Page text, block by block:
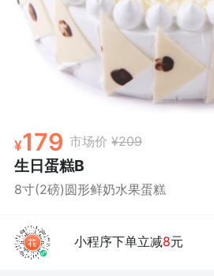
179 市场价 ¥209
生日蛋糕B
8寸(2磅)圆形鲜奶水果蛋糕
小程序下单立减8元